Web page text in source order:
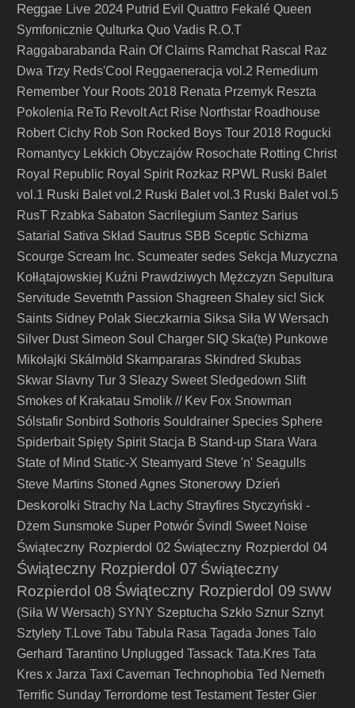
Reggae Live 2024 Putrid Evil Quattro Fekalé Queen
Symfonicznie Qulturka Quo Vadis R.O.T
Raggabarabanda Rain Of Claims Ramchat Rascal
Raz
Dwa Trzy Reds'Cool Reggaeneracja vol.2 Remedium
Remember Your Roots 2018 Renata Przemyk Reszta
Pokolenia ReTo Revolt Act Rise Northstar Roadhouse
Robert Cichy Rob Son Rocked Boys Tour 2018 Rogucki
Romantycy Lekkich Obyczajów Rosochate Rotting Christ
Royal Republic Royal Spirit Rozkaz RPWL Ruski Balet
vol.1 Ruski Balet vol.2 Ruski Balet vol.3 Ruski Balet vol.5
RusT Rzabka Sabaton Sacrilegium Santez Sarius
Satarial Sativa Skład Sautrus SBB Sceptic Schizma
Scourge Scream Inc. Scumeater sedes Sekcja Muzyczna
Kołłątajowskiej Kuźni Prawdziwych Mężczyzn Sepultura
Servitude Sevetnth Passion Shagreen Shaley sic! Sick
Saints Sidney Polak Sieczkarnia Siksa Siła W Wersach
Silver Dust Simeon Soul Charger SIQ Ska(te) Punkowe
Mikołajki Skálmöld Skampararas Skindred Skubas
Skwar Slavny Tur 3 Sleazy Sweet Sledgedown Slift
Smokes of Krakatau Smolik // Kev Fox Snowman
Sólstafir Sonbird Sothoris Souldrainer Species Sphere
Spiderbait Spięty Spirit Stacja B Stand-up Stara Wara
State of Mind Static-X Steamyard Steve 'n' Seagulls
Steve Martins Stoned Agnes Stonerowy Dzień
Deskorolki Strachy Na Lachy Strayfires Styczyński -
Dżem Sunsmoke Super Potwór Švindl Sweet Noise
Świąteczny Rozpierdol 02 Świąteczny Rozpierdol 04
Świąteczny Rozpierdol 07 Świąteczny
Rozpierdol 08 Świąteczny Rozpierdol 09 SWW
(Siła W Wersach) SYNY Szeptucha Szkło Sznur Sznyt
Sztylety T.Love Tabu Tabula Rasa Tagada Jones Talo
Gerhard Tarantino Unplugged Tassack Tata.Kres Tata
Kres x Jarza Taxi Caveman Technophobia Ted Nemeth
Terrific Sunday Terrordome test Testament Tester Gier